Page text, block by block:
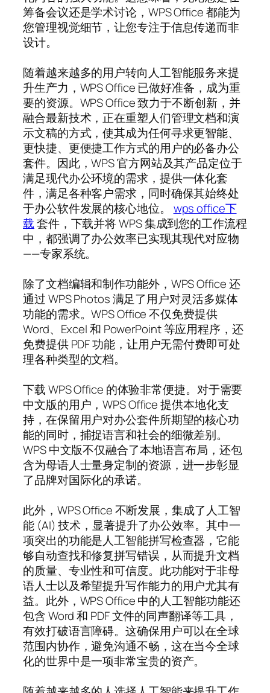
筹备会议还是学术讨论，WPS Office 都能为
您管理视觉细节，让您专注于信息传递而非
设计。
随着越来越多的用户转向人工智能服务来提
升生产力，WPS Office 已做好准备，成为重
要的资源。WPS Office 致力于不断创新，并
融合最新技术，正在重塑人们管理文档和演
示文稿的方式，使其成为任何寻求更智能、
更快捷、更便捷工作方式的用户的必备办公
套件。因此，WPS 官方网站及其产品定位于
满足现代办公环境的需求，提供一体化套
件，满足各种客户需求，同时确保其始终处
于办公软件发展的核心地位。 wps office下
载套件，下载并将 WPS 集成到您的工作流程
中，都强调了办公效率已实现其现代对应物
——专家系统。
除了文档编辑和制作功能外，WPS Office 还
通过 WPS Photos 满足了用户对灵活多媒体
功能的需求。WPS Office 不仅免费提供
Word、Excel 和 PowerPoint 等应用程序，还
免费提供 PDF 功能，让用户无需付费即可处
理各种类型的文档。
下载 WPS Office 的体验非常便捷。对于需要
中文版的用户，WPS Office 提供本地化支
持，在保留用户对办公套件所期望的核心功
能的同时，捕捉语言和社会的细微差别。
WPS 中文版不仅融合了本地语言布局，还包
含为母语人士量身定制的资源，进一步彰显
了品牌对国际化的承诺。
此外，WPS Office 不断发展，集成了人工智
能 (AI) 技术，显著提升了办公效率。其中一
项突出的功能是人工智能拼写检查器，它能
够自动查找和修复拼写错误，从而提升文档
的质量、专业性和可信度。此功能对于非母
语人士以及希望提升写作能力的用户尤其有
益。此外，WPS Office 中的人工智能功能还
包含 Word 和 PDF 文件的同声翻译等工具，
有效打破语言障碍。这确保用户可以在全球
范围内协作，避免沟通不畅，这在当今全球
化的世界中是一项非常宝贵的资产。